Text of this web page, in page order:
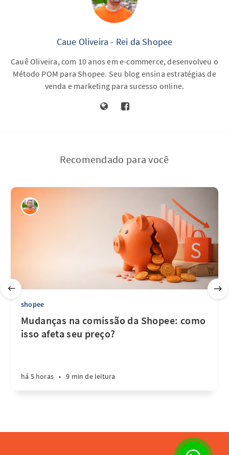
Caue Oliveira - Rei da Shopee
Cauê Oliveira, com 10 anos em e-commerce, desenvolveu o
Método POM para Shopee. Seu blog ensina estratégias de
venda e marketing para sucesso online.
Recomendado para você
shopee
Mudanças na comissão da Shopee: como
isso afeta seu preço?
há 5 horas • 9 min de leitura